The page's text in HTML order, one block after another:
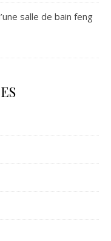
salle de bain feng